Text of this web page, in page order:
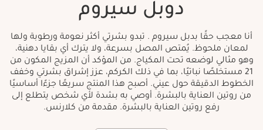
دوبل سيروم
أنا معجب حقًا بدبل سيروم . تبدو بشرتي أكثر نعومة ورطوبة ولها
لمعان ملحوظ. يُمتص المصل بسرعة، ولا يترك أي بقايا دهنية،
وهو مثالي لوضعه تحت المكياج. من المؤكد أن المزيج المكون من
21 مستخلصًا نباتيًا، بما في ذلك الكركم، عزز إشراق بشرتي وخفف
الخطوط الدقيقة حول عيني. أصبح هذا المنتج سريعًا جزءًا أساسيًا
من روتين العناية بالبشرة. أوصي به بشدة لأي شخص يتطلع إلى
رفع روتين العناية بالبشرة. مقدمة من كلارنس.